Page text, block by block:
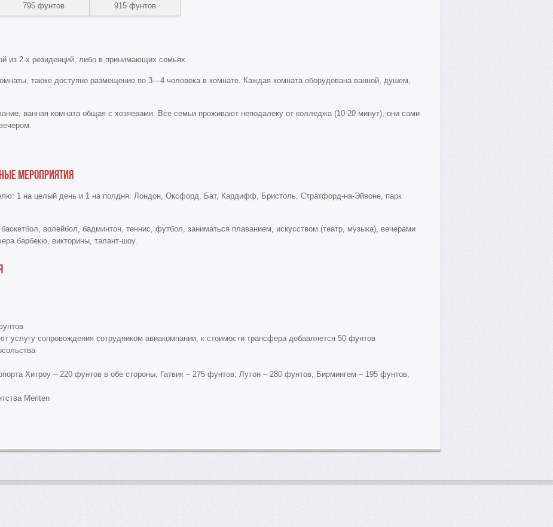
795 фунтов 915 фунтов
из 2-х резиденций, либо в принимающих семьях.
также доступно размещение по 3—4 человека в комнате. Каждая комната оборудована ванной, душем,
ванная комната общая с хозяевами. Все семьи проживают неподалеку от колледжа (10-20 минут), они сами
мероприятия
1 на целый день и 1 на полдня: Лондон, Оксфорд, Бат, Кардифф, Бристоль, Стратфорд-на-Эйвоне, парк
волейбол, бадминтон, теннис, футбол, заниматься плаванием, искусством (театр, музыка), вечерами
барбекю, викторины, талант-шоу.
услугу сопровождения сотрудником авиакомпании, к стоимости трансфера добавляется 50 фунтов
Хитроу – 220 фунтов в обе стороны, Гатвик – 275 фунтов, Лутон – 280 фунтов, Бирмингем – 195 фунтов,
Meriten